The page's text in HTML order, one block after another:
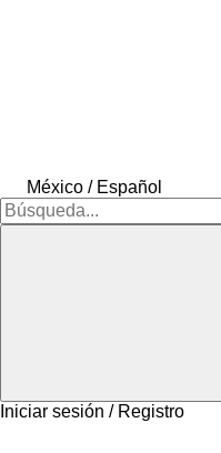
México / Español
Iniciar sesión / Registro